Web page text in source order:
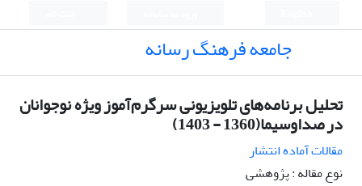
جامعه فرهنگ رسانه
تحلیل برنامه‌های تلویزیونی سرگرم‌آموز ویژه نوجوانان
در صدا‌و‌سیما(1360 - 1403)
مقالات آماده انتشار
نوع مقاله : پژوهشی